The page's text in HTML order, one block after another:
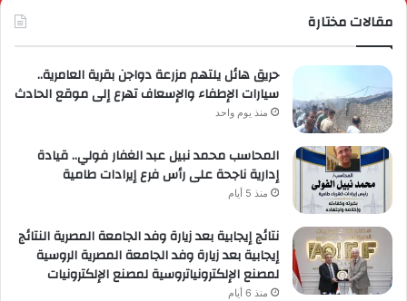
مقالات مختارة
حريق هائل يلتهم مزرعة دواجن بقرية العامرية..
سيارات الإطفاء والإسعاف تهرع إلى موقع الحادث
منذ يوم واحد
المحاسب محمد نبيل عبد الغفار فولي.. قيادة
إدارية ناجحة على رأس فرع إيرادات طامية
منذ 5 أيام
نتائج إيجابية بعد زيارة وفد الجامعة المصرية النتائج
إيجابية بعد زيارة وفد الجامعة المصرية الروسية
لمصنع الإلكترونياتروسية لمصنع الإلكترونيات
منذ 6 أيام